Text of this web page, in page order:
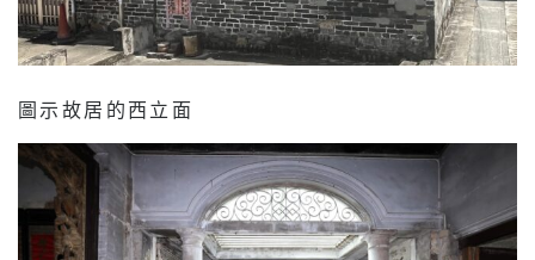
圖示故居的西立面